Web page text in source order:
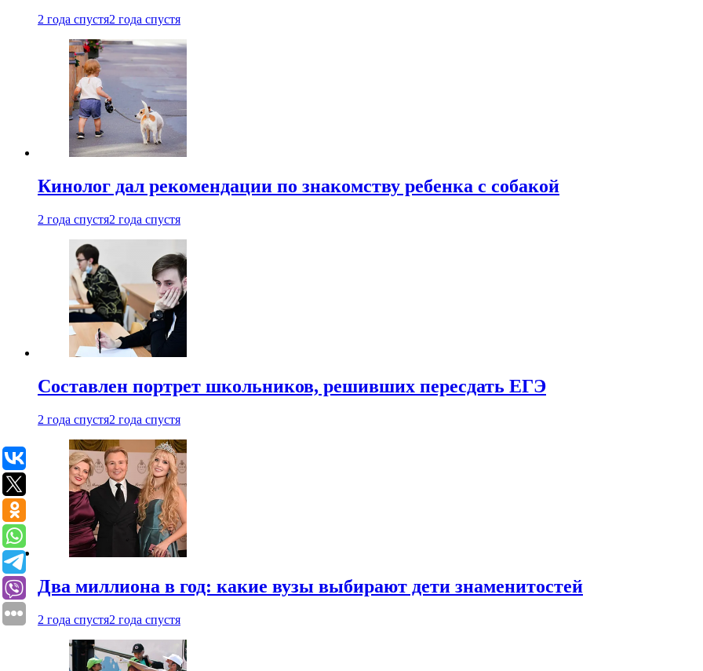
2 года спустя2 года спустя
Кинолог дал рекомендации по знакомству ребенка с собакой
2 года спустя2 года спустя
Составлен портрет школьников, решивших пересдать ЕГЭ
2 года спустя2 года спустя
Два миллиона в год: какие вузы выбирают дети знаменитостей
2 года спустя2 года спустя